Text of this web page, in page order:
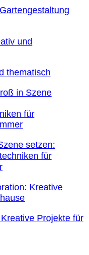
thematisch
setzen:
für
Projekte für